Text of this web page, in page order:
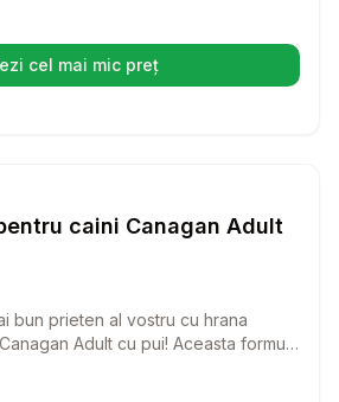
cel mai mic preț
(se deschide într-o filă nouă)
Hrana Uscata Caini
caini Canagan Adult
bun prieten al vostru cu hrana
Adult cu pui! Aceasta formula
cainelui vostru, oferindu-i